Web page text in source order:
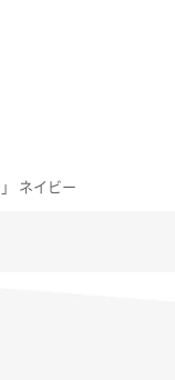
ネイビー